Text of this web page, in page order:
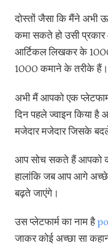
दोस्तों जैसा कि मैंने अभी
कमा सकते हो उसी
आर्टिकल लिखकर के
1000 कमाने के तरीके हैं।
अभी मैं आपको एक
दिन पहले ज्वाइन किया है
मजेदार मजेदार जिसके
आप सोच सकते हैं आपको
हालांकि जब आप आगे
बढ़ते जाएंगे।
उस प्लेटफार्म का नाम है
जाकर कोई अच्छा सा